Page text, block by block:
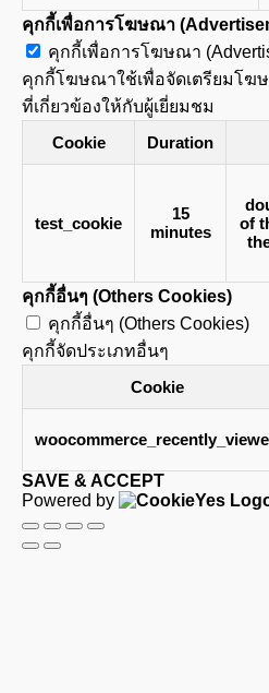
คุกกี้เพื่อการโฆษณา
คุกกี้เพื่อการโฆษณา
คุกกี้โฆษณาใช้เพื่อจัดเตรียมโฆ
ที่เกี่ยวข้องให้กับผู้เยี่ยมชม
Cookie
Duration
test_cookie
15
minutes
of
คุกกี้อื่นๆ (Others Cookies)
คุกกี้อื่นๆ (Others Cookies)
คุกกี้จัดประเภทอื่นๆ
Cookie
SAVE & ACCEPT
Powered by